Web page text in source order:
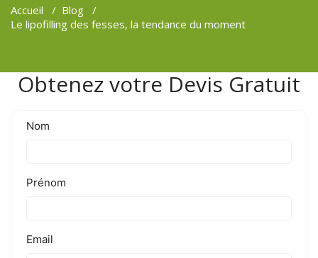
Accueil / Blog /
Le lipofilling des fesses, la tendance du moment
Obtenez votre Devis Gratuit